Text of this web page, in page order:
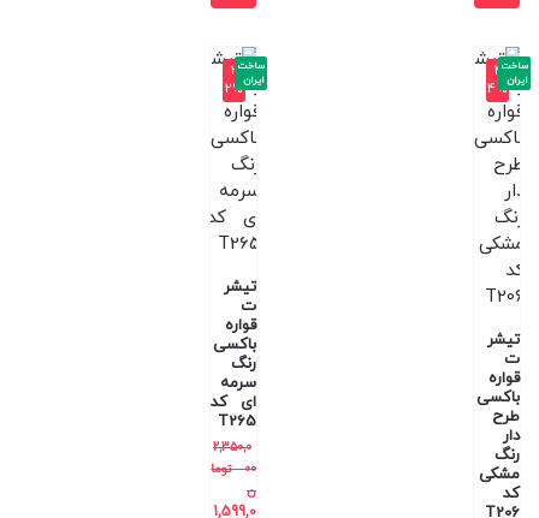
-4
4%
تیشر
ت
قواره
باکسی
طرح
دار
رنگ
مشکی
کد
T206
ساخت
ایران
-3
2%
تیشر
ت
قواره
باکسی
رنگ
سرمه
ای کد
T265
2,350,0
00
توما
ن
1,599,0
ساخت
ایران